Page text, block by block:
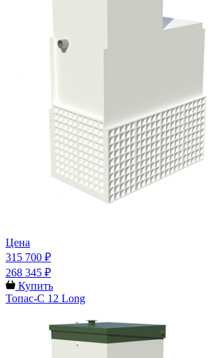
Цена
315 700 ₽
268 345 ₽
Купить
Топас-С 12 Long